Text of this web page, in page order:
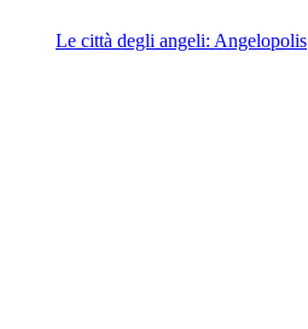
Le città degli angeli: Angelopolis